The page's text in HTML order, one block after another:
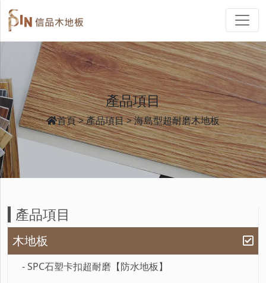
產品項目
首頁 產品項目 海島型超耐磨木地板
產品項目
木地板
- SPC石塑卡扣超耐磨【防水地板】